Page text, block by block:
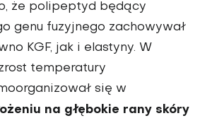
że polipeptyd będący
genu fuzyjnego zachowywał
KGF, jak i elastyny. W
temperatury
się w
na głębokie rany skóry